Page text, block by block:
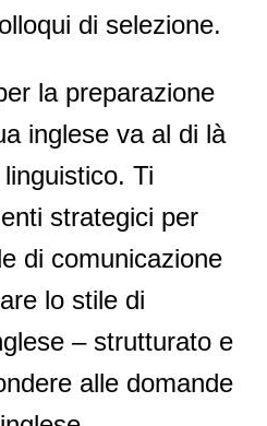
di selezione.
la preparazione
inglese va al di là
Ti
strategici per
di comunicazione
lo stile di
– strutturato e
alle domande